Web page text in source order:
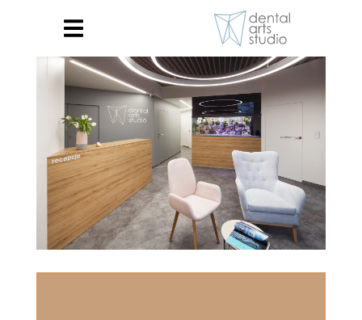
Stomatologia estetyczna
Implantologia
Kompleksowa opieka
stomatologiczna